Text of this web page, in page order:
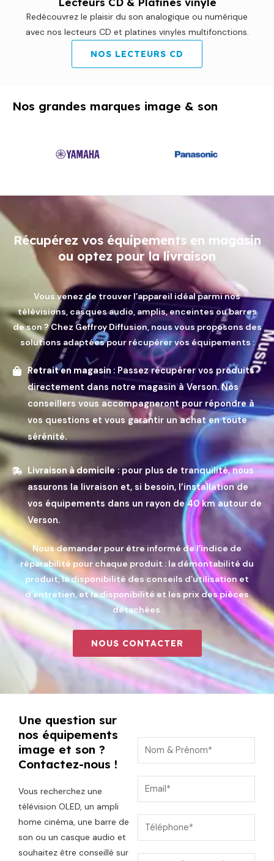
Redécouvrez le plaisir du son analogique ou numérique
avec nos lecteurs CD et platines vinyles multifonctions.
NOS LECTEURS CD
Nos grandes marques image & son
Récupérez vos équipements en magasin
ou optez pour la livraison
Vous venez de trouver l’appareil idéal parmi nos
télévisions, casques audio, amplis, enceintes ou barres
de son ? Chez Geffroy Diffusion, nous vous proposons des
solutions adaptées pour récupérer vos équipements :
Retrait en magasin : Passez récupérer vos produits
directement dans notre magasin à Verson. Nos
conseillers vous accompagneront pour répondre à
vos questions et vous garantir un achat en toute
sérénité.
Livraison à domicile: pour plus de tranquilité, nous
assurons la livraison et, si besoin, l’installation de
vos équipements dans un rayon de 40 km autour de
Verson.
Nous demander pour être informé de l’indice de
réparabilité pour chaque produit : la démontabilité du
produit, la disponibilité des conseils d’utilisation et
d’entretien, et la disponibilité et les prix des pièces
détachées.
NOUS CONTACTER
Une question sur
nos équipements
image et son ?
Contactez-nous !
Vous recherchez une
télévision OLED, un ampli
home cinéma, une barre de
son ou un casque audio et
souhaitez être conseillé sur
o
m
é
m
a
é
lT